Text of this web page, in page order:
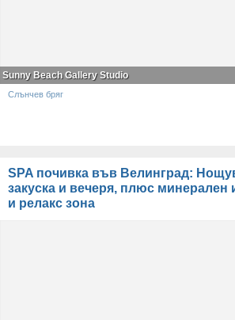
Sunny Beach Gallery Studio
Слънчев бряг
SPA почивка във Велинград:
закуска и вечеря, плюс
и релакс зона